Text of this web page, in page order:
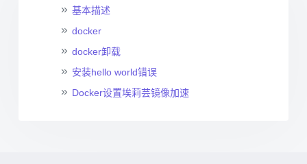
基本描述
docker
docker卸载
安装hello world错误
Docker设置埃莉芸镜像加速